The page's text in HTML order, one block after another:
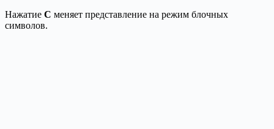
Нажатие С меняет представление на режим блочных
символов.